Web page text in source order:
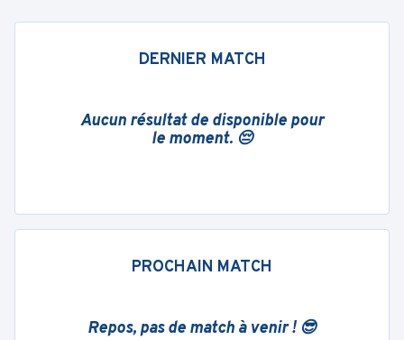
DERNIER MATCH
Aucun résultat de disponible pour
le moment. 😔
PROCHAIN MATCH
Repos, pas de match à venir ! 😎